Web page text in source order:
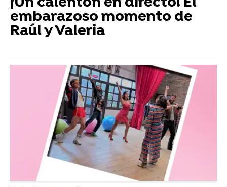
embarazoso momento de
Raúl y Valeria